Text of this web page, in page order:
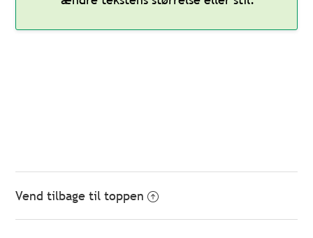
Vend tilbage til toppen